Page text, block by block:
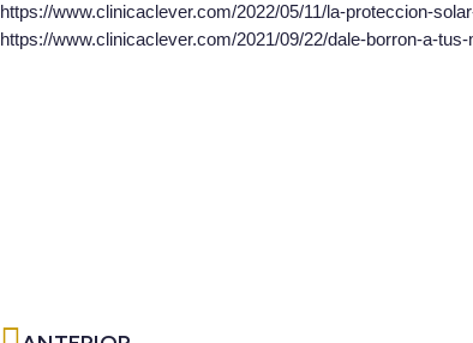
https://www.clinicaclever.com/2022/05/11/la-proteccion-
https://www.clinicaclever.com/2021/09/22/dale-borron-a-
Ant